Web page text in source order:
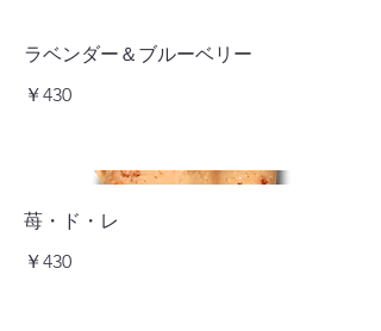
ラベンダー＆ブルーベリー
￥430
苺・ド・レ
￥430